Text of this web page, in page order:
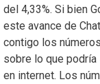
del 4,33%. Si bien
este avance de
contigo los
sobre lo que
en internet. Los